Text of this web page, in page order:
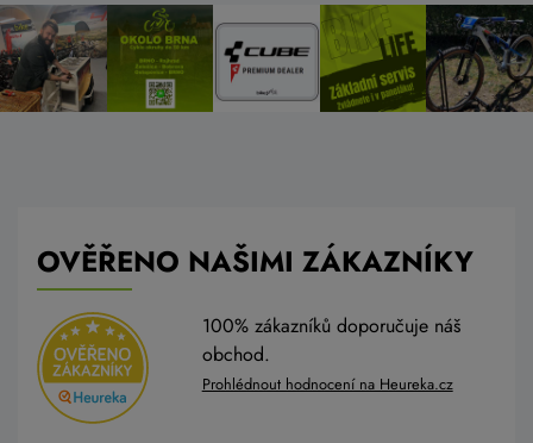
OVĚŘENO NAŠIMI ZÁKAZNÍKY
100% zákazníků doporučuje náš
obchod.
Prohlédnout hodnocení na Heureka.cz